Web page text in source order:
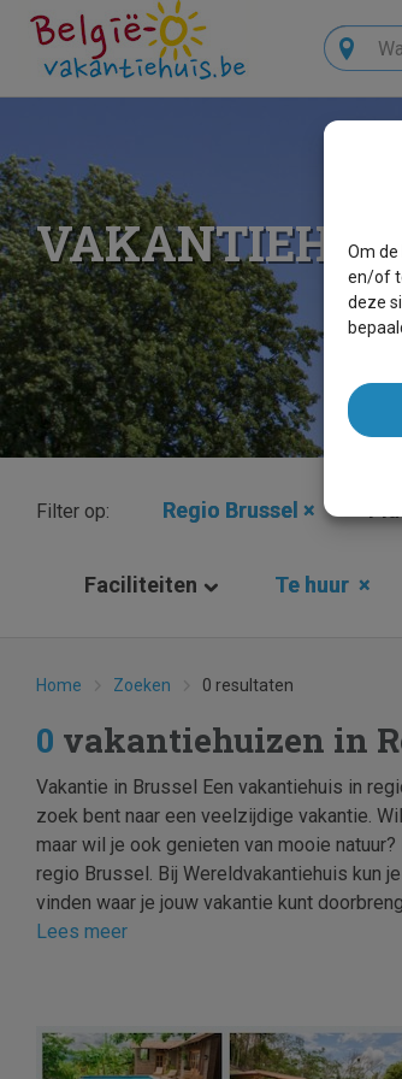
Zoeken
Filter op: Regio Brussel ×
Faciliteiten Te huur ×
Home Zoeken 0 resultaten
0 vakantiehuizen in
Vakantie in Brussel Een vakantiehuis in
zoek bent naar een veelzijdige vakantie.
maar wil je ook genieten van mooie
regio Brussel. Bij Wereldvakantiehuis kun
vinden waar je jouw vakantie kunt
Lees meer
Om
en/of
deze